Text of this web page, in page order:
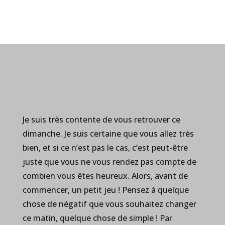
Je suis très contente de vous retrouver ce
dimanche. Je suis certaine que vous allez très
bien, et si ce n’est pas le cas, c’est peut-être
juste que vous ne vous rendez pas compte de
combien vous êtes heureux. Alors, avant de
commencer, un petit jeu ! Pensez à quelque
chose de négatif que vous souhaitez changer
ce matin, quelque chose de simple ! Par